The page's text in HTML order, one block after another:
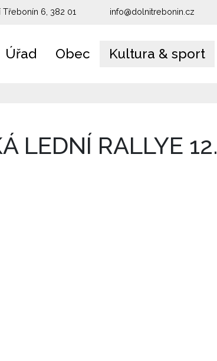
Třebonín 6, 382 01 info@dolnitrebonin.cz
Úřad Obec Kultura & sport
LEDNÍ RALLYE 12.